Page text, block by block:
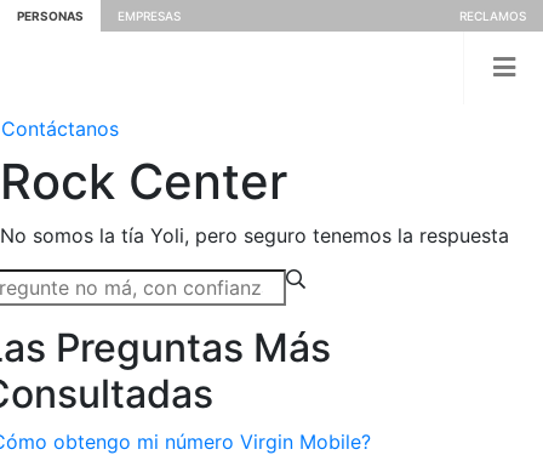
PERSONAS EMPRESAS RECLAMOS
Contáctanos
Rock Center
No somos la tía Yoli, pero seguro tenemos la respuesta
Preguntas Más
obtengo mi número Virgin Mobile?